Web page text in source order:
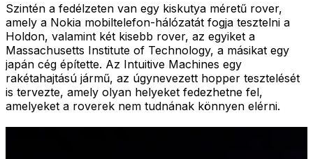
Szintén a fedélzeten van egy kiskutya méretű rover,
amely a Nokia mobiltelefon-hálózatát fogja tesztelni a
Holdon, valamint két kisebb rover, az egyiket a
Massachusetts Institute of Technology, a másikat egy
japán cég építette. Az Intuitive Machines egy
rakétahajtású jármű, az úgynevezett hopper tesztelését
is tervezte, amely olyan helyeket fedezhetne fel,
amelyeket a roverek nem tudnának könnyen elérni.